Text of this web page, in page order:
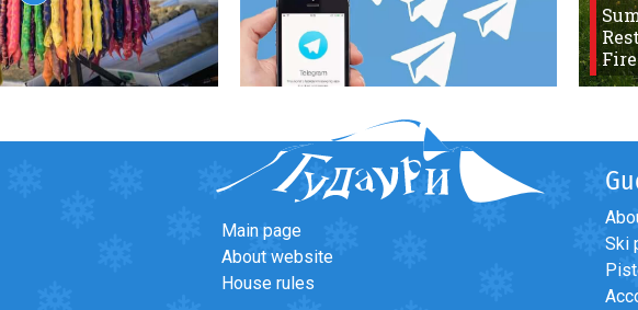
Forum> Ни в
Main page
About website
House rules
Ski